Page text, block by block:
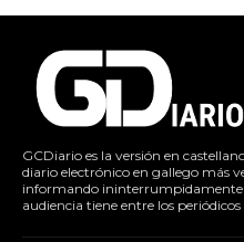
GCDiario es la versión en
diario electrónico en gallego más
informando ininterrumpidamente
audiencia tiene entre los